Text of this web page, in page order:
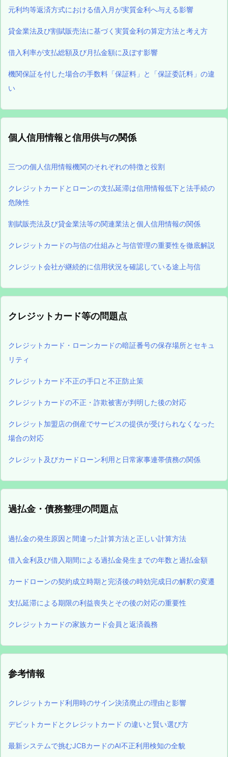
元利均等返済方式における借入月が実質金利へ与える影響
貸金業法及び割賦販売法に基づく実質金利の算定方法と考え方
借入利率が支払総額及び月払金額に及ぼす影響
機関保証を付した場合の手数料「保証料」と「保証委託料」の違
い
個人信用情報と信用供与の関係
三つの個人信用情報機関のそれぞれの特徴と役割
クレジットカードとローンの支払延滞は信用情報低下と法手続の
危険性
割賦販売法及び貸金業法等の関連業法と個人信用情報の関係
クレジットカードの与信の仕組みと与信管理の重要性を徹底解説
クレジット会社が継続的に信用状況を確認している途上与信
クレジットカード等の問題点
クレジットカード・ローンカードの暗証番号の保存場所とセキュ
リティ
クレジットカード不正の手口と不正防止策
クレジットカードの不正・詐欺被害が判明した後の対応
クレジット加盟店の倒産でサービスの提供が受けられなくなった
場合の対応
クレジット及びカードローン利用と日常家事連帯債務の関係
過払金・債務整理の問題点
過払金の発生原因と間違った計算方法と正しい計算方法
借入金利及び借入期間による過払金発生までの年数と過払金額
カードローンの契約成立時期と完済後の時効完成日の解釈の変遷
支払延滞による期限の利益喪失とその後の対応の重要性
クレジットカードの家族カード会員と返済義務
参考情報
クレジットカード利用時のサイン決済廃止の理由と影響
デビットカードとクレジットカード の違いと賢い選び方
最新システムで挑むJCBカードのAI不正利用検知の全貌